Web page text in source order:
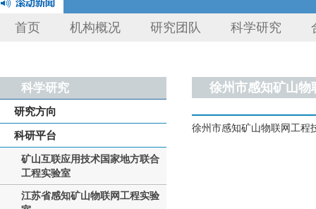
首页 机构概况 研究团队 科学研究
科学研究
研究方向
科研平台
矿山互联应用技术国家地方联合
工程实验室
江苏省感知矿山物联网工程实验
徐州市感知矿山物
徐州市感知矿山物联网工程